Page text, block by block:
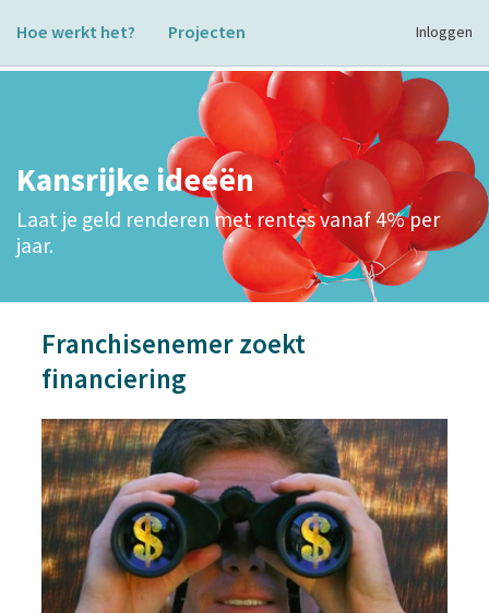
Hoe werkt het? Projecten Inloggen
Kansrijke ideeën
Laat je geld renderen met rentes vanaf 4% per
jaar.
Franchisenemer zoekt
financiering